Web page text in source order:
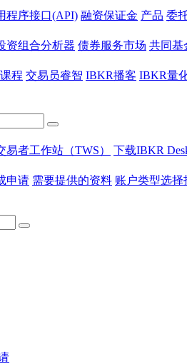
程序接口(API) 融资保证金 产品 委
资组合分析器 债券服务市场 共同基
程 交易员睿智 IBKR播客 IBKR量
易者工作站（TWS） 下载IBKR
申请 需要提供的资料 账户类型选择